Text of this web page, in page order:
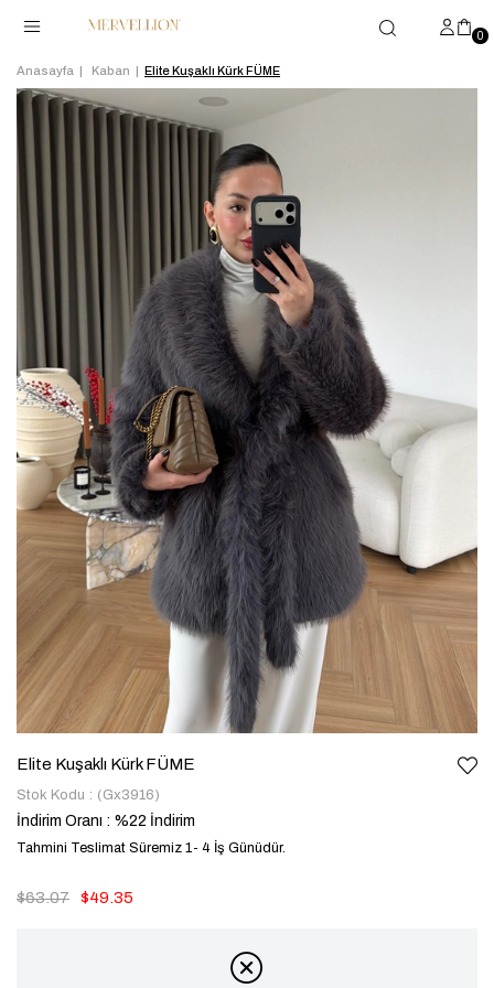
0
Anasayfa Kaban Elite Kuşaklı Kürk FÜME
Elite Kuşaklı Kürk FÜME
Stok Kodu (Gx3916)
İndirim Oranı : %22 İndirim
Tahmini Teslimat Süremiz 1- 4 İş Günüdür.
$63.07 $49.35